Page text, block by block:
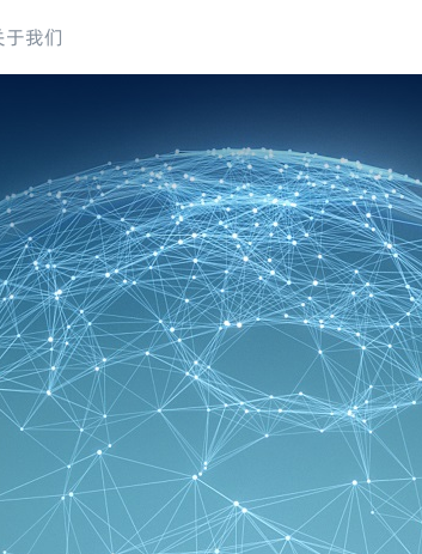
于我们